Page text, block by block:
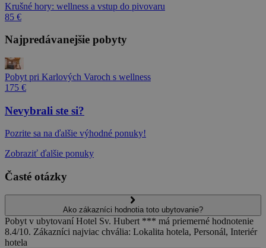
Krušné hory: wellness a vstup do pivovaru
85 €
Najpredávanejšie pobyty
Pobyt pri Karlových Varoch s wellness
175 €
Nevybrali ste si?
Pozrite sa na ďalšie výhodné ponuky!
Zobraziť ďalšie ponuky
Časté otázky
Ako zákazníci hodnotia toto ubytovanie?
Pobyt v ubytovaní Hotel Sv. Hubert *** má priemerné hodnotenie
8.4/10. Zákazníci najviac chvália: Lokalita hotela, Personál, Interiér
hotela